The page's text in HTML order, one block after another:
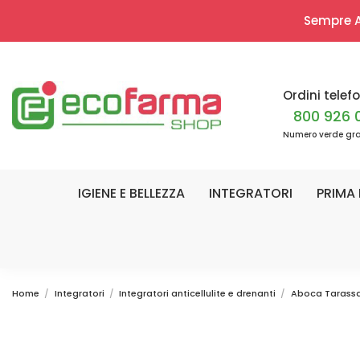
Sempre
Ordini
800 926
Numero verde
IGIENE E BELLEZZA INTEGRATORI PRIMA
Home Integratori Integratori anticellulite e drenanti Aboca